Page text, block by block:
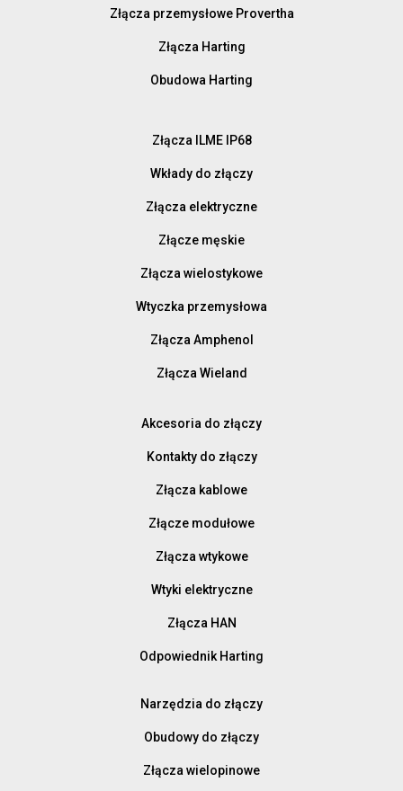
Złącza przemysłowe Provertha
Złącza Harting
Obudowa Harting
Złącza ILME IP68
Wkłady do złączy
Złącza elektryczne
Złącze męskie
Złącza wielostykowe
Wtyczka przemysłowa
Złącza Amphenol
Złącza Wieland
Akcesoria do złączy
Kontakty do złączy
Złącza kablowe
Złącze modułowe
Złącza wtykowe
Wtyki elektryczne
Złącza HAN
Odpowiednik Harting
Narzędzia do złączy
Obudowy do złączy
Złącza wielopinowe